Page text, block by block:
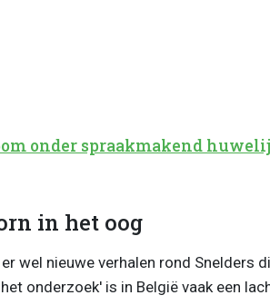
onder spraakmakend
in het oog
wel nieuwe verhalen rond Snelders
onderzoek' is in België vaak een